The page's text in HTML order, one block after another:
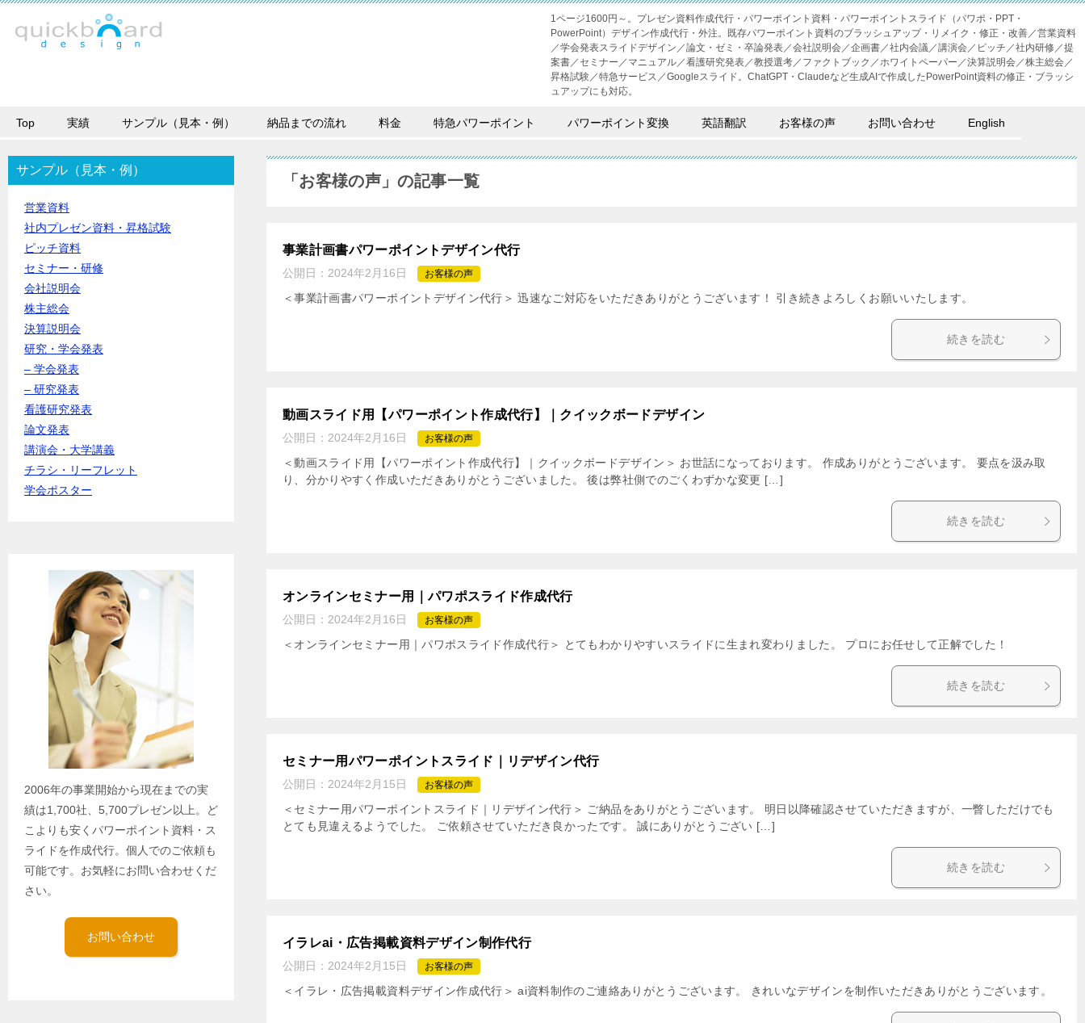
1ページ1600円～。プレゼン資料作成代行・パワーポイント資料・パワーポイントスライド（パワポ・PPT・
PowerPoint）デザイン作成代行・外注。既存パワーポイント資料のブラッシュアップ・リメイク・修正・改善／営業資料
／学会発表スライドデザイン／論文・ゼミ・卒論発表／会社説明会／企画書／社内会議／講演会／ピッチ／社内研修／提
案書／セミナー／マニュアル／看護研究発表／教授選考／ファクトブック／ホワイトペーパー／決算説明会／株主総会／
昇格試験／特急サービス／Googleスライド。ChatGPT・Claudeなど生成AIで作成したPowerPoint資料の修正・ブラッシ
ュアップにも対応。
Top 実績 サンプル（見本・例） 納品までの流れ 料金 特急パワーポイント パワーポイント変換 英語翻訳 お客様の声 お問い合わせ English
「お客様の声」の記事一覧
事業計画書パワーポイントデザイン代行
公開日： 2024年2月16日 お客様の声
＜事業計画書パワーポイントデザイン代行＞ 迅速なご対応をいただきありがとうございます！ 引き続きよろしくお願いいたします。
続きを読む
動画スライド用【パワーポイント作成代行】｜クイックボードデザイン
公開日： 2024年2月16日 お客様の声
＜動画スライド用【パワーポイント作成代行】｜クイックボードデザイン＞ お世話になっております。 作成ありがとうございます。 要点を汲み取
り、分かりやすく作成いただきありがとうございました。 後は弊社側でのごくわずかな変更 […]
続きを読む
オンラインセミナー用｜パワポスライド作成代行
公開日： 2024年2月16日 お客様の声
＜オンラインセミナー用｜パワポスライド作成代行＞ とてもわかりやすいスライドに生まれ変わりました。 プロにお任せして正解でした！
続きを読む
セミナー用パワーポイントスライド｜リデザイン代行
公開日： 2024年2月15日 お客様の声
＜セミナー用パワーポイントスライド｜リデザイン代行＞ ご納品をありがとうございます。 明日以降確認させていただきますが、一瞥しただけでも
とても見違えるようでした。 ご依頼させていただき良かったです。 誠にありがとうござい […]
続きを読む
イラレai・広告掲載資料デザイン制作代行
公開日： 2024年2月15日 お客様の声
＜イラレ・広告掲載資料デザイン作成代行＞ ai資料制作のご連絡ありがとうございます。 きれいなデザインを制作いただきありがとうございます。
サンプル（見本・例）
営業資料
社内プレゼン資料・昇格試験
ピッチ資料
セミナー・研修
会社説明会
株主総会
決算説明会
研究・学会発表
– 学会発表
– 研究発表
看護研究発表
論文発表
講演会・大学講義
チラシ・リーフレット
学会ポスター
2006年の事業開始から現在までの実
績は1,700社、5,700プレゼン以上。ど
こよりも安くパワーポイント資料・ス
ライドを作成代行。個人でのご依頼も
可能です。お気軽にお問い合わせくだ
さい。
お問い合わせ